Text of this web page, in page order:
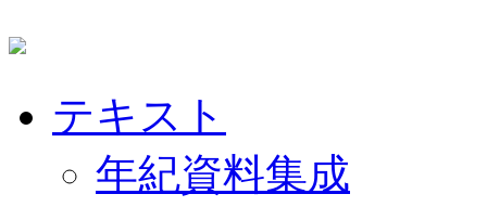
テキスト
年紀資料集成